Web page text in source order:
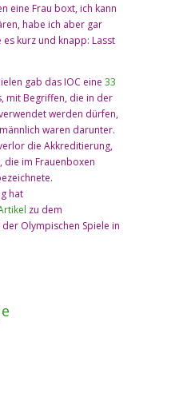
eine Frau boxt, ich kann
habe ich aber gar
es kurz und knapp: Lasst
gab das IOC eine 33
mit Begriffen, die in der
werden dürfen,
waren darunter.
die Akkreditierung,
die im Frauenboxen
hat
zu dem
Olympischen Spiele in